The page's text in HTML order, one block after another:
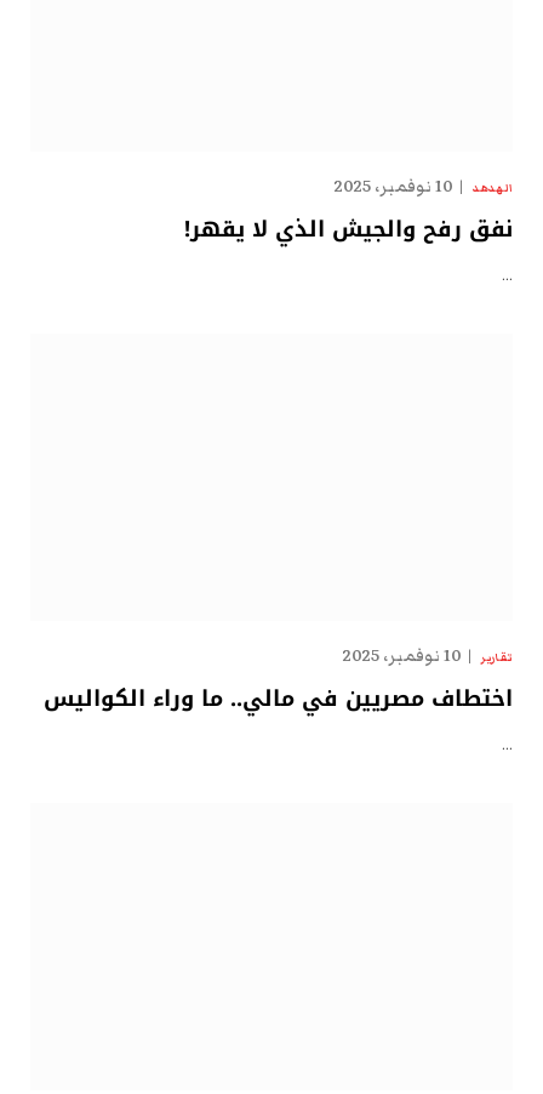
الهدهد 10 نوفمبر، 2025
نفق رفح والجيش الذي لا يقهر!
…
تقارير 10 نوفمبر، 2025
اختطاف مصريين في مالي.. ما وراء الكواليس
…